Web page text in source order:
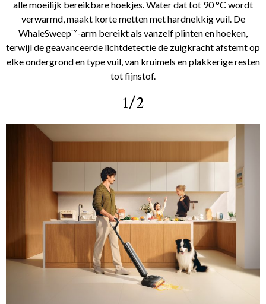
alle moeilijk bereikbare hoekjes. Water dat tot 90 °C wordt
verwarmd, maakt korte metten met hardnekkig vuil. De
WhaleSweep™-arm bereikt als vanzelf plinten en hoeken,
terwijl de geavanceerde lichtdetectie de zuigkracht afstemt op
elke ondergrond en type vuil, van kruimels en plakkerige resten
tot fijnstof.
1/2